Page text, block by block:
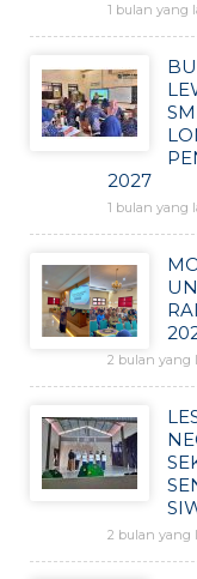
1 bulan yang
2027
1 bulan yang
2 bulan yang
2 bulan yang